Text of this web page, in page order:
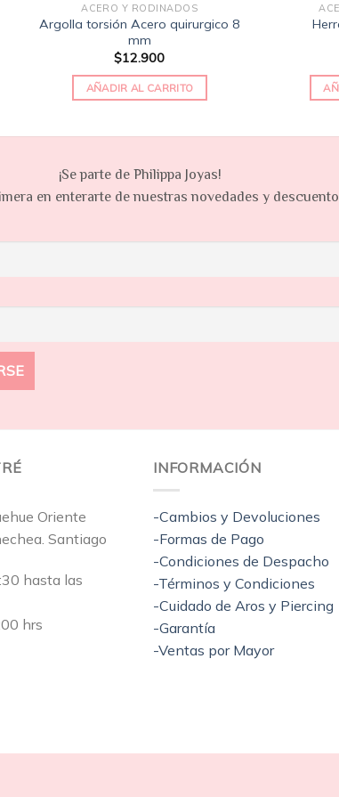
ACERO Y RODINADOS
Argolla torsión Acero quirurgico 8
mm
$12.900
AÑADIR AL CARRITO
¡Se parte de Philippa Joyas!
en enterarte de nuestras novedades y
Oriente
Santiago
hasta las
hrs
INFORMACIÓN
-Cambios y Devoluciones
-Formas de Pago
-Condiciones de Despacho
-Términos y Condiciones
-Cuidado de Aros y Piercing
-Garantía
-Ventas por Mayor